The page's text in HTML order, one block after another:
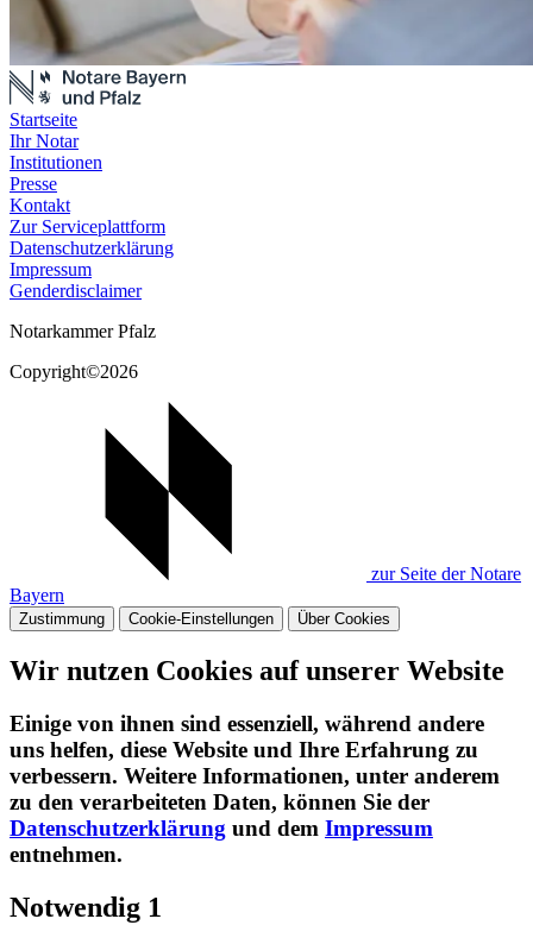
Startseite
Ihr Notar
Institutionen
Presse
Kontakt
Zur Serviceplattform
Datenschutzerklärung
Impressum
Genderdisclaimer
Notarkammer Pfalz
Copyright©2026
zur Seite der Notare
Bayern
Zustimmung Cookie-Einstellungen Über Cookies
Wir nutzen Cookies auf unserer Website
Einige von ihnen sind essenziell, während andere
uns helfen, diese Website und Ihre Erfahrung zu
verbessern. Weitere Informationen, unter anderem
zu den verarbeiteten Daten, können Sie der
Datenschutzerklärung und dem Impressum
entnehmen.​
Notwendig 1